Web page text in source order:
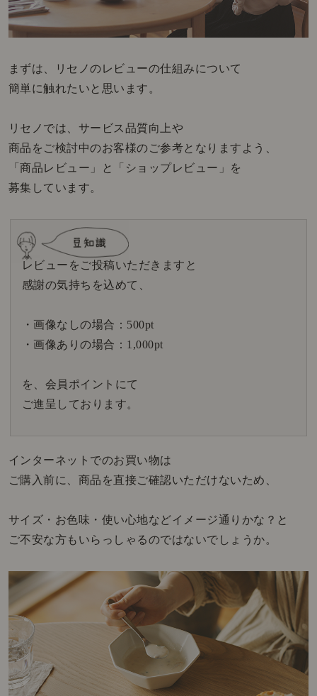
まずは、リセノのレビューの仕組みについて
簡単に触れたいと思います。
リセノでは、サービス品質向上や
商品をご検討中のお客様のご参考となりますよう、
「商品レビュー」と「ショップレビュー」を
募集しています。
レビューをご投稿いただきますと
感謝の気持ちを込めて、
・画像なしの場合：500pt
・画像ありの場合：1,000pt
を、会員ポイントにて
ご進呈しております。
インターネットでのお買い物は
ご購入前に、商品を直接ご確認いただけないため、
サイズ・お色味・使い心地などイメージ通りかな？と
ご不安な方もいらっしゃるのではないでしょうか。